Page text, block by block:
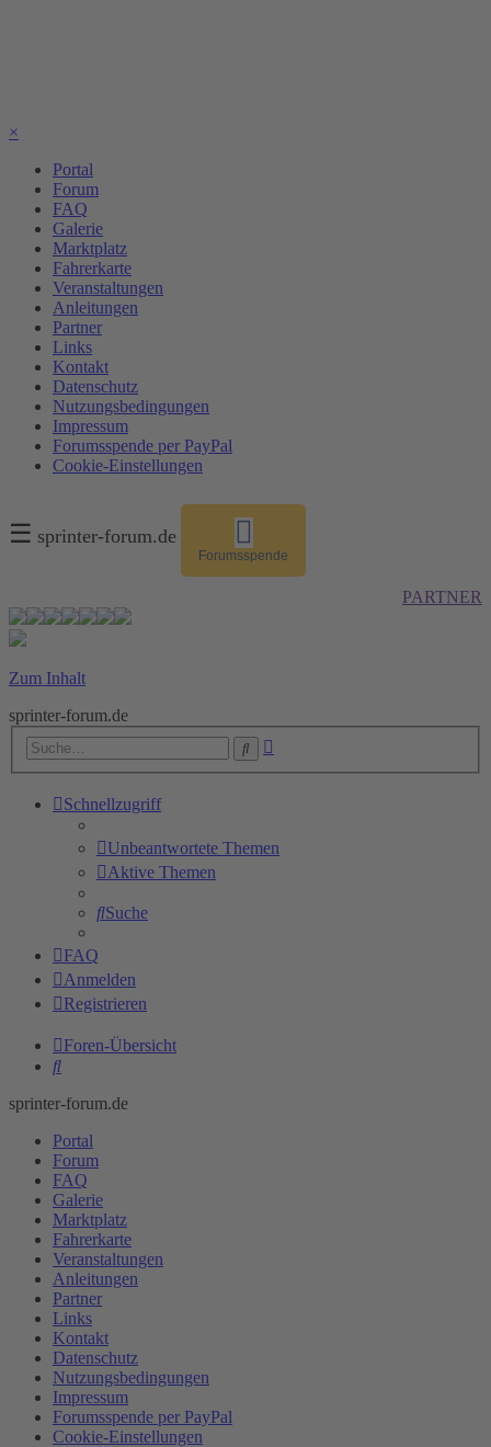
×
Portal
Forum
FAQ
Galerie
Marktplatz
Fahrerkarte
Veranstaltungen
Anleitungen
Partner
Links
Kontakt
Datenschutz
Nutzungsbedingungen
Impressum
Forumsspende per PayPal
Cookie-Einstellungen
☰ sprinter-forum.de
Forumsspende
PARTNER
Zum Inhalt
sprinter-forum.de
Suche
Schnellzugriff
Unbeantwortete Themen
Aktive Themen
Suche
FAQ
Anmelden
Registrieren
Foren-Übersicht
Suche
sprinter-forum.de
Portal
Forum
FAQ
Galerie
Marktplatz
Fahrerkarte
Veranstaltungen
Anleitungen
Partner
Links
Kontakt
Datenschutz
Nutzungsbedingungen
Impressum
Forumsspende per PayPal
Cookie-Einstellungen